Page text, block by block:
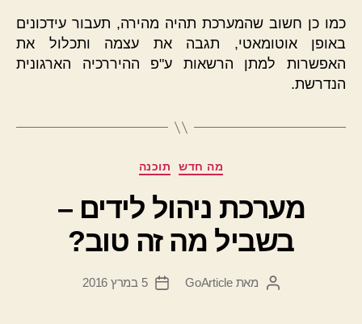
כמו כן חשוב שהמערכת תהיה מהירה, תעבור עידכונים
באופן אוטומאטי, תגבה את עצמה ותכלול את
האפשרות למתן הרשאות ע"פ ההיררכיה הארגונית
הנדרשת.
קטגוריותמה חדש תוכנה
מערכת ניהול לידים –
בשביל מה זה טוב?
המחבר
מאתGoArticle
תאריך
5 במרץ 2016